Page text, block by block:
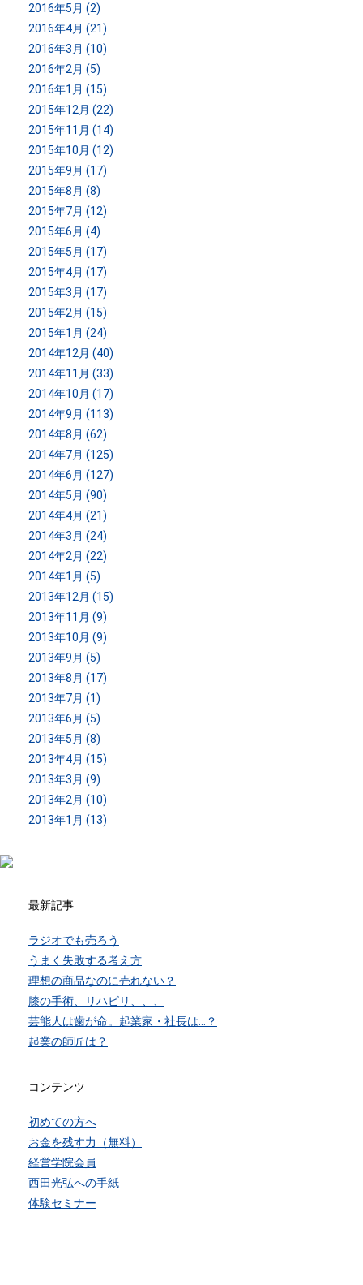
2016年5月 (2)
2016年4月 (21)
2016年3月 (10)
2016年2月 (5)
2016年1月 (15)
2015年12月 (22)
2015年11月 (14)
2015年10月 (12)
2015年9月 (17)
2015年8月 (8)
2015年7月 (12)
2015年6月 (4)
2015年5月 (17)
2015年4月 (17)
2015年3月 (17)
2015年2月 (15)
2015年1月 (24)
2014年12月 (40)
2014年11月 (33)
2014年10月 (17)
2014年9月 (113)
2014年8月 (62)
2014年7月 (125)
2014年6月 (127)
2014年5月 (90)
2014年4月 (21)
2014年3月 (24)
2014年2月 (22)
2014年1月 (5)
2013年12月 (15)
2013年11月 (9)
2013年10月 (9)
2013年9月 (5)
2013年8月 (17)
2013年7月 (1)
2013年6月 (5)
2013年5月 (8)
2013年4月 (15)
2013年3月 (9)
2013年2月 (10)
2013年1月 (13)
最新記事
ラジオでも売ろう
うまく失敗する考え方
理想の商品なのに売れない？
膝の手術、リハビリ、、、
芸能人は歯が命。起業家・社長は…？
起業の師匠は？
コンテンツ
初めての方へ
お金を残す力（無料）
経営学院会員
西田光弘への手紙
体験セミナー